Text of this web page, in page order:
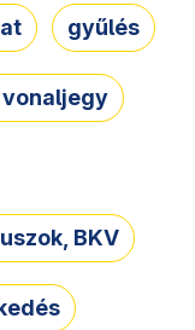
gyűlés
BKV